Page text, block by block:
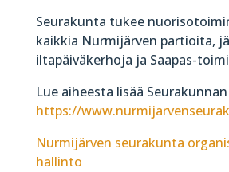
Seurakunta tukee
kaikkia Nurmijärven partioita,
iltapäiväkerhoja ja Saapas-
Lue aiheesta lisää
https://
Nurmijärven seurakunta
hallinto